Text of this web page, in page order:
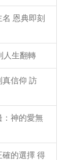
恩典即刻
人生翻轉
真信仰 訪
：神的愛無
確的選擇 得